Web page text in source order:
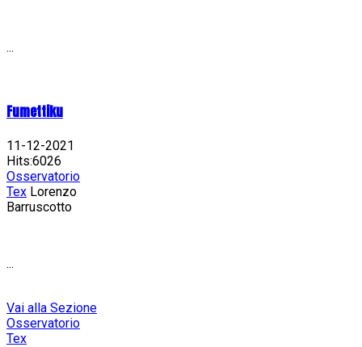
...
Fumettiku
11-12-2021
Hits:6026
Osservatorio
Tex Lorenzo
Barruscotto
...
Vai alla Sezione
Osservatorio
Tex